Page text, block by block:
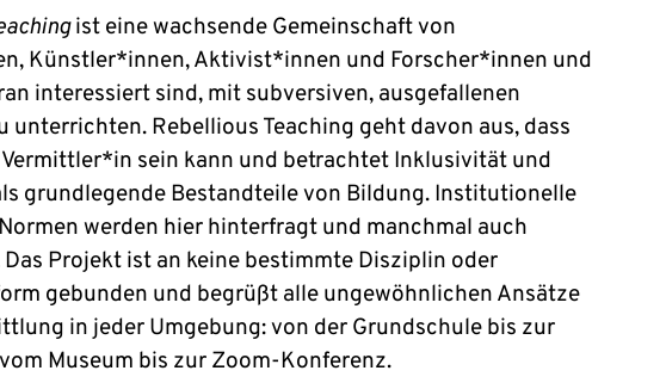
ist eine wachsende Gemeinschaft von
Künstler*innen, Aktivist*innen und Forscher*innen und
interessiert sind, mit subversiven, ausgefallenen
unterrichten. Rebellious Teaching geht davon aus, dass
sein kann und betrachtet Inklusivität und
grundlegende Bestandteile von Bildung. Institutionelle
werden hier hinterfragt und manchmal auch
Projekt ist an keine bestimmte Disziplin oder
gebunden und begrüßt alle ungewöhnlichen Ansätze
in jeder Umgebung: von der Grundschule bis zur
Museum bis zur Zoom-Konferenz.